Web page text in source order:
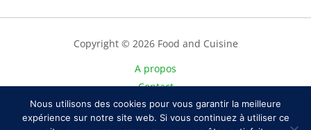
Copyright © 2026 Food and Cuisine
A propos
Contact
Plan du site
Mentions légales
Nous utilisons des cookies pour vous garantir la meilleure
expérience sur notre site web. Si vous continuez à utiliser ce